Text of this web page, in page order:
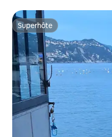
Superhôte
Superhôte